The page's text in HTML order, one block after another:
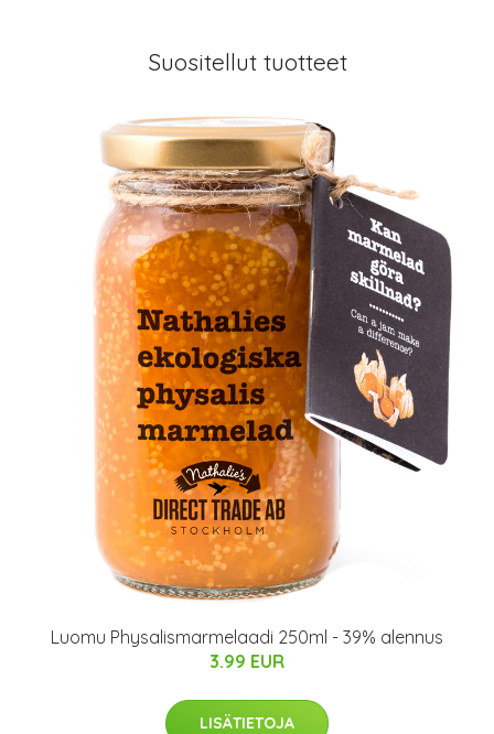
Suositellut tuotteet
Luomu Physalismarmelaadi 250ml - 39% alennus
3.99 EUR
LISÄTIETOJA